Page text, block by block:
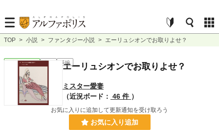
TOP > 小説 > ファンタジー小説 > エーリュシオンでお取りよせ？
ファンタジー 完結 長編
エーリュシオンでお取りよせ？
ミスター愛妻
（近況ボード： 46 件 ）
お気に入りに追加して更新通知を受け取ろう
お気に入り追加